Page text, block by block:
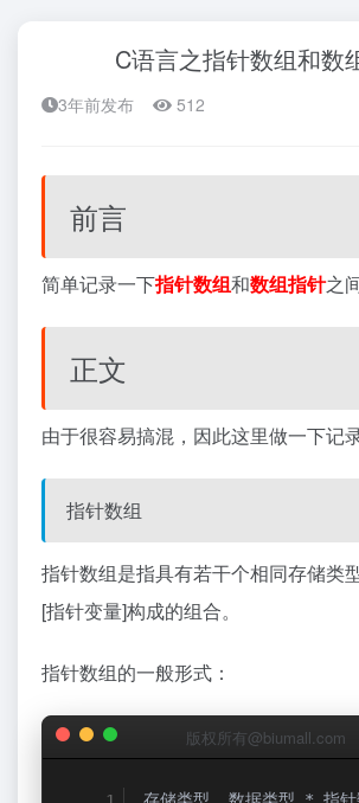
C语言之指针数组和数
3年前发布 512
前言
简单记录一下指针数组和数组指针之
正文
由于很容易搞混，因此这里做一下记录
指针数组
指针数组是指具有若干个相同存储类
[指针变量]构成的组合。
指针数组的一般形式：
版权所有@biumall.com